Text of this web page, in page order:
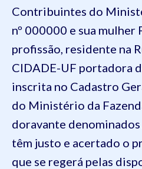
Contribuintes do
nº 000000 e sua mulher
profissão, residente na
CIDADE-UF portadora
inscrita no Cadastro
do Ministério da
doravante denominados
têm justo e acertado o
que se regerá pelas